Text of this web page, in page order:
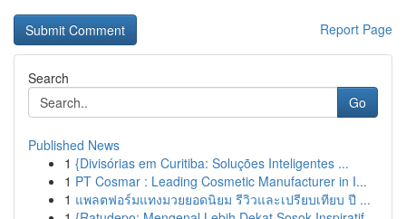
Report Page
Search
Go
Published News
1 {Divisórias em Curitiba: Soluções Inteligentes ...
1 PT Cosmar : Leading Cosmetic Manufacturer in I...
1 แพลตฟอร์มแทงมวยยอดนิยม รีวิวและเปรียบเทียบ ปี ...